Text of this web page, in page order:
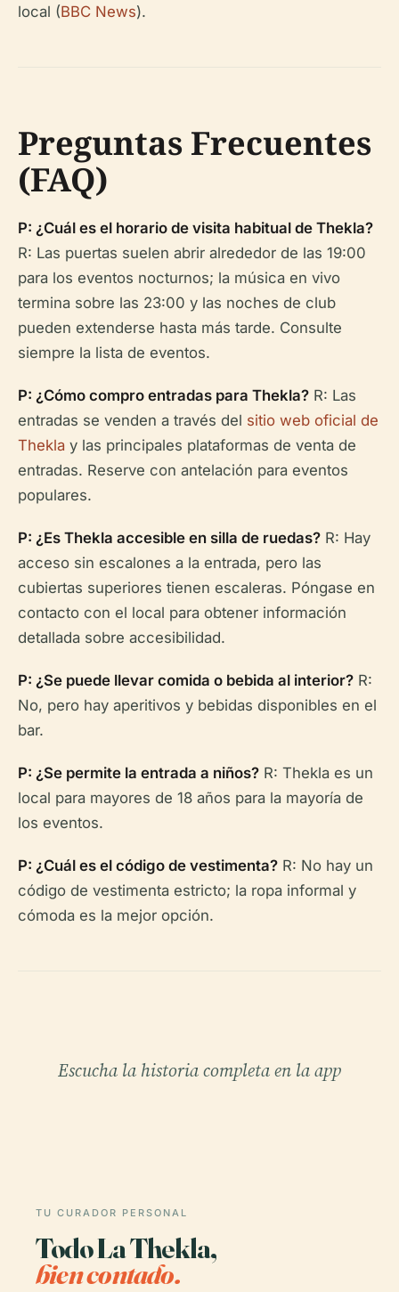
local (BBC News).
Preguntas Frecuentes
(FAQ)
P: ¿Cuál es el horario de visita habitual de Thekla?
R: Las puertas suelen abrir alrededor de las 19:00
para los eventos nocturnos; la música en vivo
termina sobre las 23:00 y las noches de club
pueden extenderse hasta más tarde. Consulte
siempre la lista de eventos.
P: ¿Cómo compro entradas para Thekla? R: Las
entradas se venden a través del sitio web oficial de
Thekla y las principales plataformas de venta de
entradas. Reserve con antelación para eventos
populares.
P: ¿Es Thekla accesible en silla de ruedas? R: Hay
acceso sin escalones a la entrada, pero las
cubiertas superiores tienen escaleras. Póngase en
contacto con el local para obtener información
detallada sobre accesibilidad.
P: ¿Se puede llevar comida o bebida al interior? R:
No, pero hay aperitivos y bebidas disponibles en el
bar.
P: ¿Se permite la entrada a niños? R: Thekla es un
local para mayores de 18 años para la mayoría de
los eventos.
P: ¿Cuál es el código de vestimenta? R: No hay un
código de vestimenta estricto; la ropa informal y
cómoda es la mejor opción.
Escucha la historia completa en la app
TU CURADOR PERSONAL
Todo La Thekla,
bien contado.